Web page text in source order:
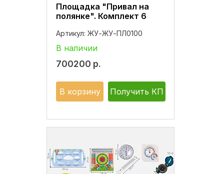
Площадка "Привал на
полянке". Комплект 6
Артикул: ЖУ-ЖУ-ПЛ0100
В наличии
700200 р.
В корзину Получить КП